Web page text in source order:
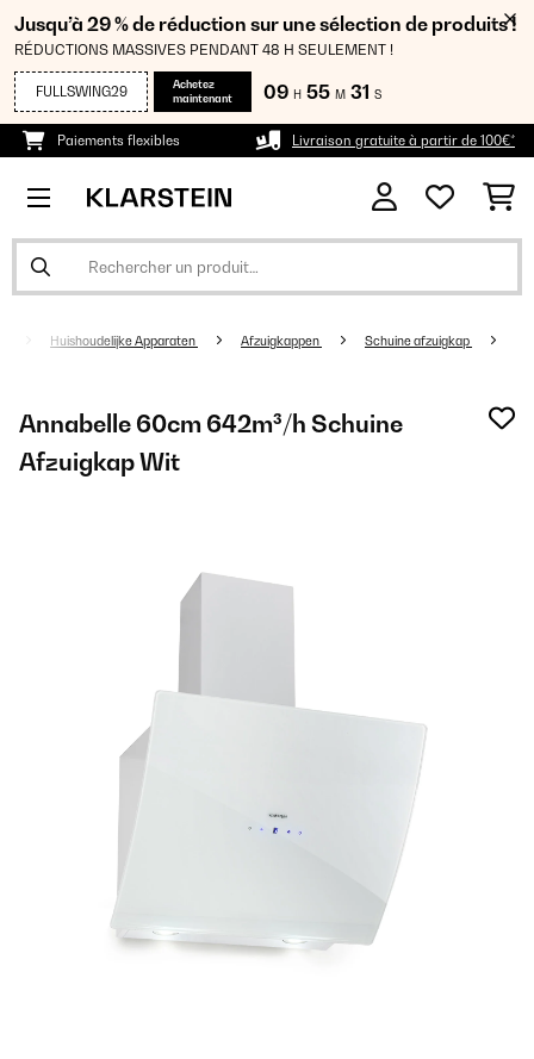
Jusqu’à 29 % de réduction sur une sélection de produits !
RÉDUCTIONS MASSIVES PENDANT 48 H SEULEMENT !
FULLSWING29
Achetez
maintenant
09 H 55 M 30 S
Paiements flexibles Livraison gratuite à partir de 100€*
Huishoudelijke Apparaten Afzuigkappen Schuine afzuigkap
Annabelle 60cm 642m³/h Schuine
Afzuigkap Wit